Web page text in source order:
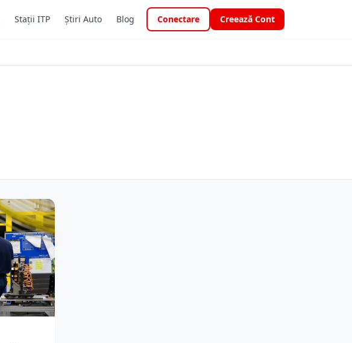
Stații ITP Știri Auto Blog Conectare Creează Cont